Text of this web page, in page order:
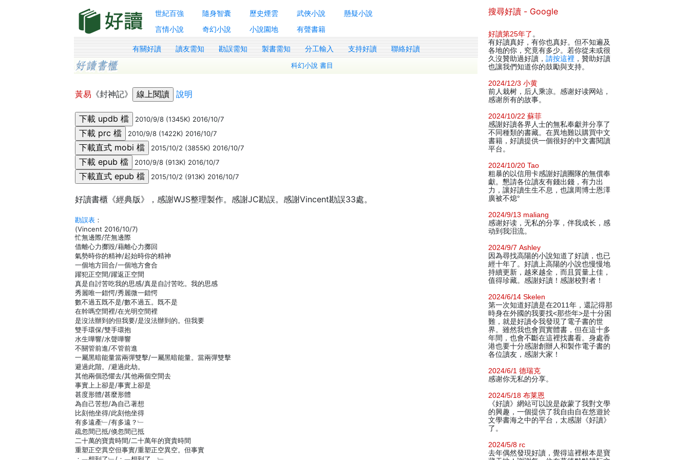
世紀百強 隨身智囊 歷史煙雲 武俠小說
懸疑小說
言情小說
奇幻小說 小說園地 有聲書籍
有關好讀 讀友需知 勘誤需知 製書需知 分工輸入 支持好讀 聯絡好讀
科幻小說 書目
黃易 《封神記》 說明
2010/9/8 (1345K) 2016/10/7
2010/9/8 (1422K) 2016/10/7
2015/10/2 (3855K) 2016/10/7
2010/9/8 (913K) 2016/10/7
2015/10/2 (913K) 2016/10/7
好讀書櫃《經典版》，感謝WJS整理製作。感謝JC勘誤。感謝Vincent勘誤33處。
勘誤表 ：
(Vincent 2016/10/7)
忙無邊際/茫無邊際
借離心力擲毀/藉離心力擲回
氣勢時你的精神/起始時你的精神
一個地方回合/一個地方會合
躍犯正空間/躍返正空間
真是自討苦吃我的思感/真是自討苦吃。我的思感
秀麗唯一錯愕/秀麗微一錯愕
數不過五既不是/數不過五。既不是
在幹嗎空間裡/在光明空間裡
是沒法辦到的但我要/是沒法辦到的。但我要
雙手環保/雙手環抱
水生嘩響/水聲嘩響
不關管前進/不管前進
一屬黑暗能量當兩彈雙擊/一屬黑暗能量。當兩彈雙擊
避過此階。/避過此劫。
其他兩個恐懼去/其他兩個空間去
事實上上卻是/事實上卻是
甚度形體/甚麼形體
為自己苦想/為自己著想
比刻他坐得/此刻他坐得
有多遠產﹂/有多遠？﹂
疏忽間已抵/倏忽間已抵
二十萬的寶貴時間/二十萬年的寶貴時間
重塑正空異空但事實/重塑正空異空。但事實
搜尋好讀 - Google
好讀第25年了 。
有好讀真好，有你也真好。但不知遍及
各地的你，究竟有多少。若你從未或很
久沒贊助過好讀， 請按這裡 ，贊助好讀
也讓我們知道你的鼓勵與支持。
2024/12/3 小黄
前人栽树，后人乘凉。感谢好读网站，
感谢所有的故事。
2024/10/22 蘇菲
感謝好讀各界人士的無私奉獻并分享了
不同種類的書藏。在異地難以購買中文
書籍，好讀提供一個很好的中文書閱讀
平台。
2024/10/20 Tao
粗暴的以信用卡感謝好讀團隊的無償奉
獻。懇請各位讀友有錢出錢，有力出
力，讓好讀生生不息，也讓周博士恩澤
廣被不熄°
2024/9/13 maliang
感谢好读，无私的分享，伴我成长，感
动到我泪流。
2024/9/7 Ashley
因為尋找高陽的小說知道了好讀，也已
經十年了。好讀上高陽的小說也慢慢地
持續更新，越來越全，而且質量上佳，
值得珍藏。感謝好讀！感謝校對者！
2024/6/14 Skelen
第一次知道好讀是在2011年，還記得那
時身在外國的我要找<那些年>是十分困
難，就是好讀令我發現了電子書的世
界。雖然我也會買實體書，但在這十多
年間，也會不斷在這裡找書看。身處香
港也要十分感謝創辦人和製作電子書的
各位讀友，感謝大家！
2024/6/1 德瑞克
感谢你无私的分享。
2024/5/18 布莱恩
《好讀》網站可以說是啟蒙了我對文學
的興趣，一個提供了我自由自在悠遊於
文學書海之中的平台，太感謝《好讀》
了。
2024/5/8 rc
去年偶然發現好讀，覺得這裡根本是寶